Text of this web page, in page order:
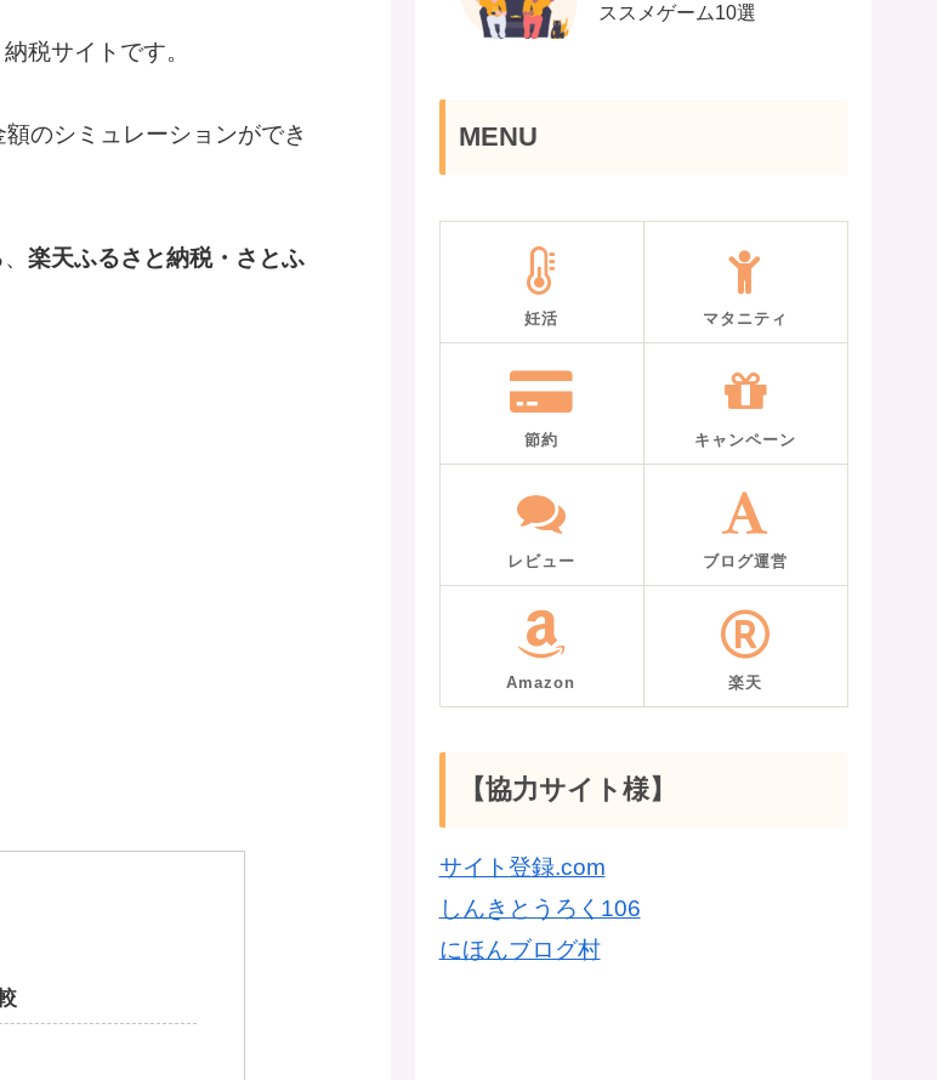
税サイトです。
のシミュレーションができ
楽天ふるさと納税・さとふ
ススメゲーム10選
MENU
妊活 マタニティ
節約 キャンペーン
レビュー ブログ運営
Amazon 楽天
【協力サイト様】
サイト登録.com
しんきとうろく106
にほんブログ村